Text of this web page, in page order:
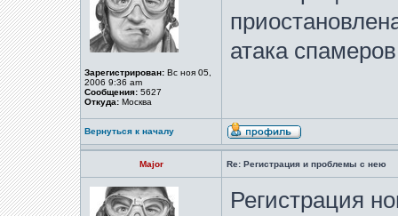
Зарегистрирован: Вс ноя 05,
2006 9:36 am
Сообщения: 5627
Откуда: Москва
атака спамеров
Вернуться к началу
Major Re: Регистрация и проблемы с нею
Регистрация